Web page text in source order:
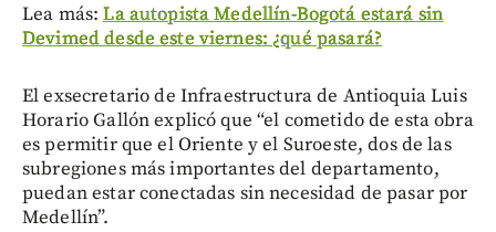
Lea más:La autopista Medellín-Bogotá estará sin
Devimed desde este viernes: ¿qué pasará?
El exsecretario de Infraestructura de Antioquia Luis
Horario Gallón explicó que “el cometido de esta obra
es permitir que el Oriente y el Suroeste, dos de las
subregiones más importantes del departamento,
puedan estar conectadas sin necesidad de pasar por
Medellín”.